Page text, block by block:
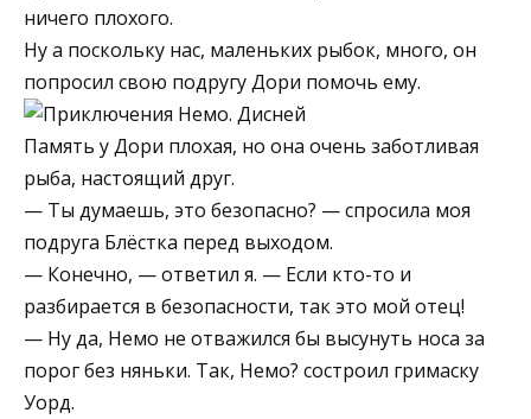
ничего плохого.
Ну а поскольку нас, маленьких рыбок, много, он
попросил свою подругу Дори помочь ему.
Память у Дори плохая, но она очень заботливая
рыба, настоящий друг.
— Ты думаешь, это безопасно? — спросила моя
подруга Блёстка перед выходом.
— Конечно, — ответил я. — Если кто-то и
разбирается в безопасности, так это мой отец!
— Ну да, Немо не отважился бы высунуть носа за
порог без няньки. Так, Немо? состроил гримаску
Уорд.